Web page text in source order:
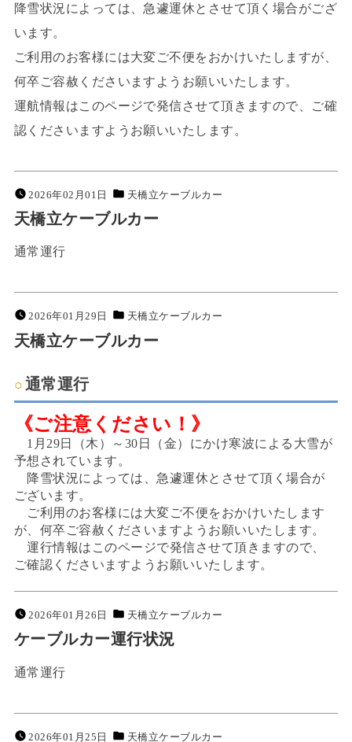
降雪状況によっては、急遽運休とさせて頂く場合がござ
います。
ご利用のお客様には大変ご不便をおかけいたしますが、
何卒ご容赦くださいますようお願いいたします。
運航情報はこのページで発信させて頂きますので、ご確
認くださいますようお願いいたします。
2026年02月01日 天橋立ケーブルカー
天橋立ケーブルカー
通常運行
2026年01月29日 天橋立ケーブルカー
天橋立ケーブルカー
通常運行
《ご注意ください！》
1月29日（木）～30日（金）にかけ寒波による大雪が
予想されています。
降雪状況によっては、急遽運休とさせて頂く場合が
ございます。
ご利用のお客様には大変ご不便をおかけいたします
が、何卒ご容赦くださいますようお願いいたします。
運行情報はこのページで発信させて頂きますので、
ご確認くださいますようお願いいたします。
2026年01月26日 天橋立ケーブルカー
ケーブルカー運行状況
通常運行
2026年01月25日 天橋立ケーブルカー